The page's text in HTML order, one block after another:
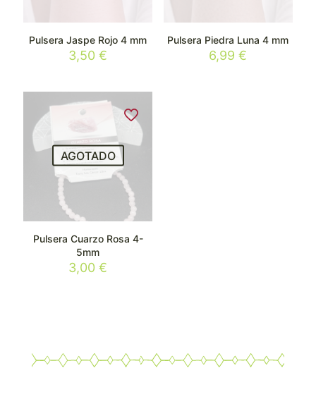
Pulsera Jaspe Rojo 4 mm
3,50€
Pulsera Piedra Luna 4 mm
6,99€
AGOTADO
Pulsera Cuarzo Rosa 4-
5mm
3,00€